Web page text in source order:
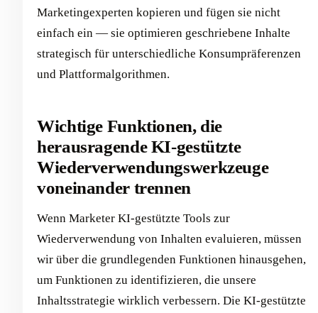
Marketingexperten kopieren und fügen sie nicht
einfach ein — sie optimieren geschriebene Inhalte
strategisch für unterschiedliche Konsumpräferenzen
und Plattformalgorithmen.
Wichtige Funktionen, die
herausragende KI-gestützte
Wiederverwendungswerkzeuge
voneinander trennen
Wenn Marketer KI-gestützte Tools zur
Wiederverwendung von Inhalten evaluieren, müssen
wir über die grundlegenden Funktionen hinausgehen,
um Funktionen zu identifizieren, die unsere
Inhaltsstrategie wirklich verbessern. Die KI-gestützte